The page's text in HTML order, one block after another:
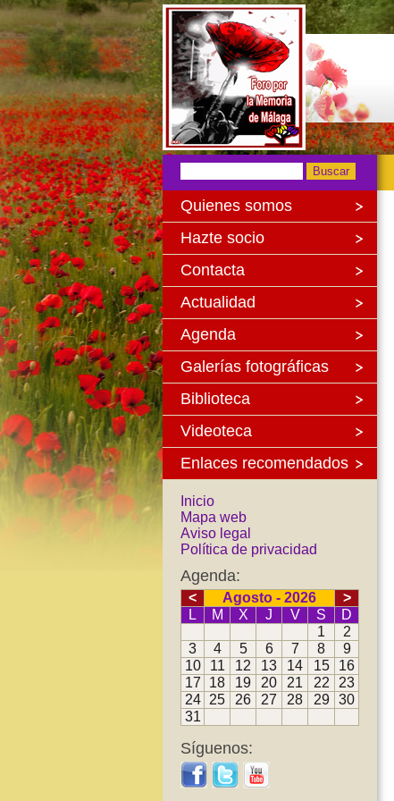
Quienes somos
Hazte socio
Contacta
Actualidad
Agenda
Galerías fotográficas
Biblioteca
Videoteca
Enlaces recomendados
Inicio
Mapa web
Aviso legal
Política de privacidad
Agenda:
< Agosto - 2026
>
L
M X J V S
D
1
2
3
4 5 6 7 8
9
10
11 12 13 14 15
16
17
18 19 20 21 22
23
24
25 26 27 28 29
30
31
Síguenos: